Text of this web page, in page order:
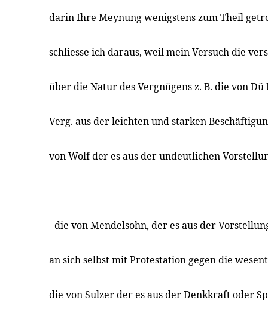
darin Ihre Meynung wenigstens zum Theil
schliesse ich daraus, weil mein Versuch die
über die Natur des Vergnügens z. B. die von Dü
Verg. aus der leichten und starken
von Wolf der es aus der undeutlichen
- die von Mendelsohn, der es aus der
an sich selbst mit Protestation gegen die
die von Sulzer der es aus der Denkkraft oder